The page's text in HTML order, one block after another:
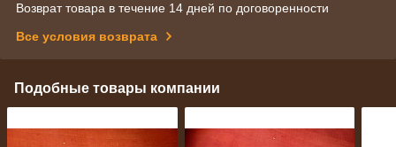
Возврат товара в течение 14 дней по договоренности
Все условия возврата
Подобные товары компании